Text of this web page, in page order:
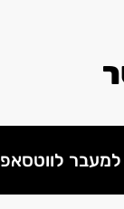
למעבר לווטסאפ